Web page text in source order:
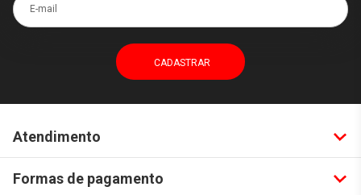
Atendimento
Formas de pagamento